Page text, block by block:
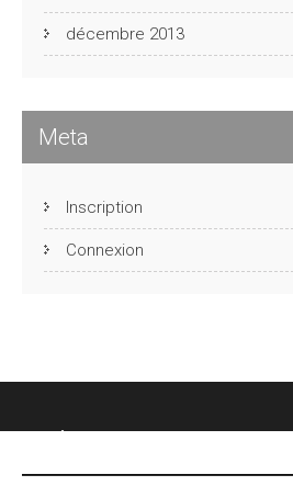
décembre 2013
Meta
Inscription
Connexion